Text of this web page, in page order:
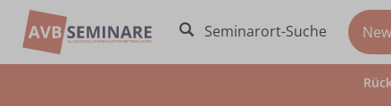
Seminarort-Suche